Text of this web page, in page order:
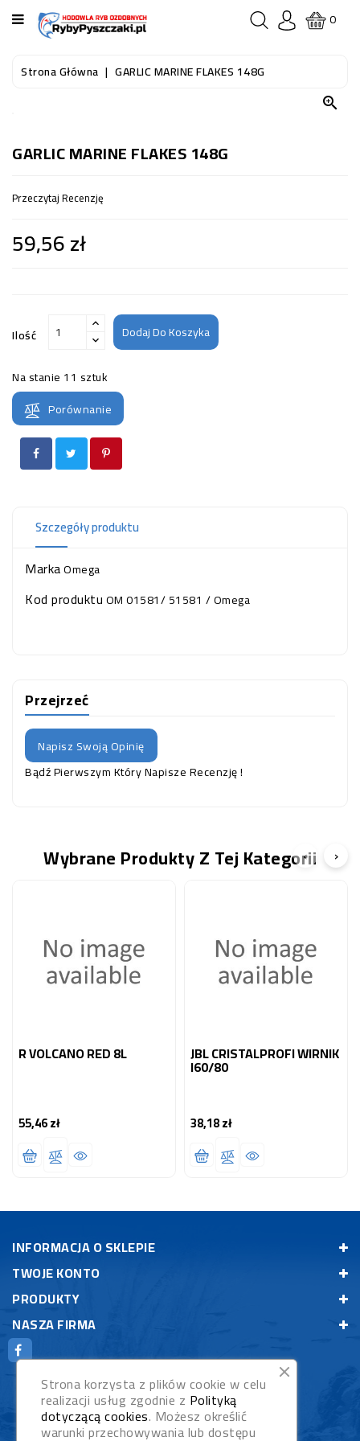
KATEGORIA
STRONA
AKWARIOWE
DO
WODNEGO
I
(SPRZĘT)
OCZKO
WODNE
(SPRZĘT)
KONTAKT
0
Strona Główna GARLIC MARINE FLAKES 148G

GARLIC MARINE FLAKES 148G
Przeczytaj Recenzję
59,56 zł
Ilość Dodaj Do Koszyka
Na stanie 11 sztuk
Porównanie
Szczegóły produktu
MarkaOmega
Kod produktuOM 01581/ 51581 / Omega
Przejrzeć
Napisz Swoją Opinię
Bądź Pierwszym Który Napisze Recenzję !
Wybrane Produkty Z Tej Kategorii
R VOLCANO RED 8L
55,46 złCena
JBL CRISTALPROFI WIRNIK
I60/80
38,18 złCena
‹ ›
INFORMACJA O SKLEPIE
TWOJE KONTO
PRODUKTY
NASZA FIRMA
Strona korzysta z plików cookie w celu
realizacji usług zgodnie z Polityką
dotyczącą cookies. Możesz określić
warunki przechowywania lub dostępu